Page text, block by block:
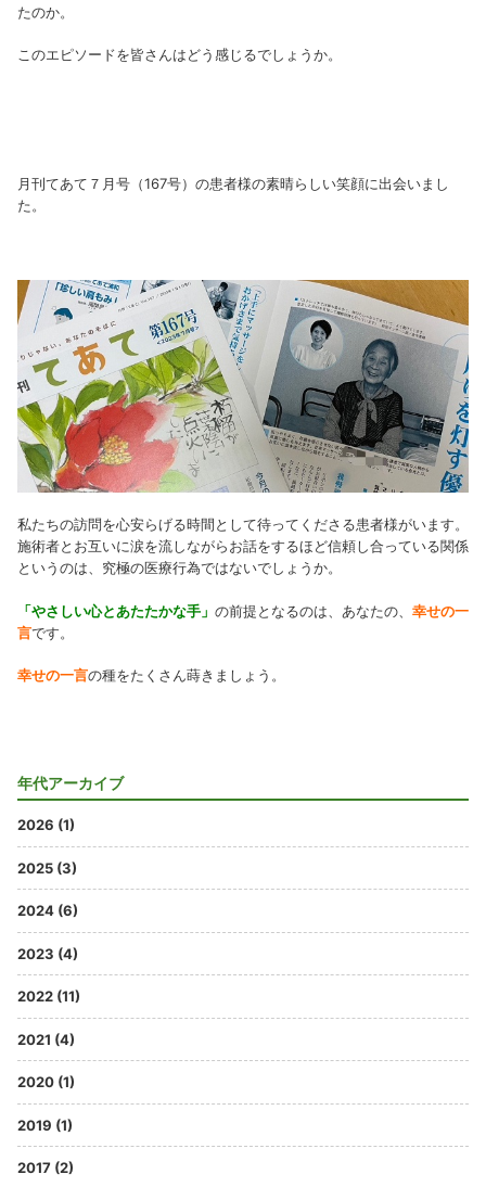
たのか。
このエピソードを皆さんはどう感じるでしょうか。
月刊てあて７月号（167号）の患者様の素晴らしい笑顔に出会いまし
た。
私たちの訪問を心安らげる時間として待ってくださる患者様がいます。
施術者とお互いに涙を流しながらお話をするほど信頼し合っている関係
というのは、究極の医療行為ではないでしょうか。
「やさしい心とあたたかな手」 の前提となるのは、あなたの、 幸せの一
言です。
幸せの一言の種をたくさん蒔きましょう。
年代アーカイブ
2026 (1)
2025 (3)
2024 (6)
2023 (4)
2022 (11)
2021 (4)
2020 (1)
2019 (1)
2017 (2)